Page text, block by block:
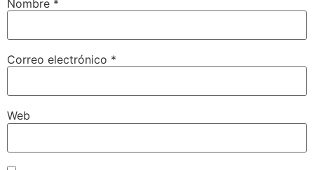
Nombre *
Correo electrónico *
Web